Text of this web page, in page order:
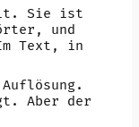
Sie ist
und
Text, in
Aber der